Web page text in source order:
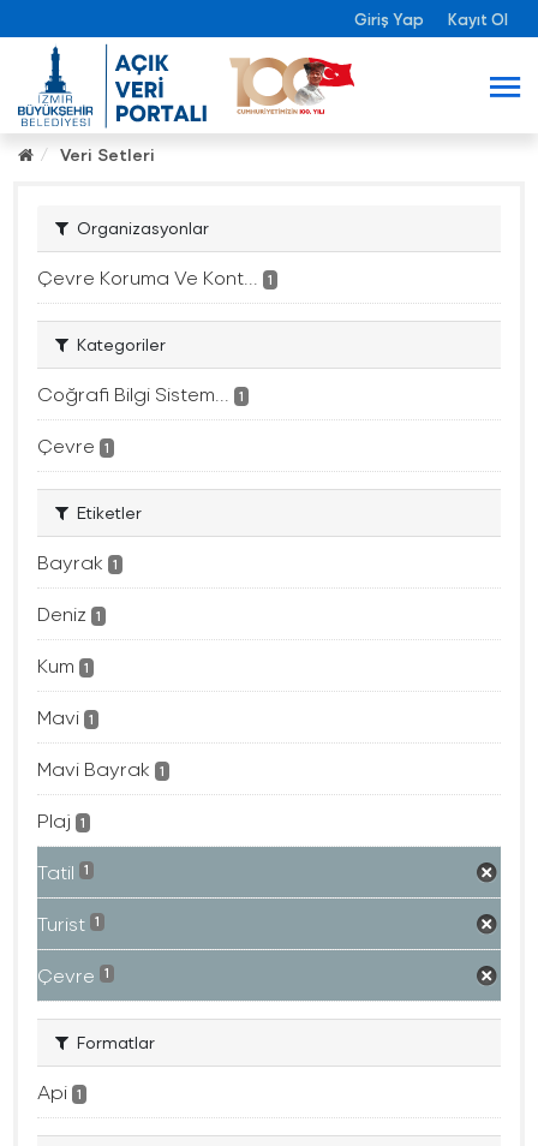
Giriş Yap Kayıt Ol
Veri Setleri
Organizasyonlar
Çevre Koruma Ve Kont... 1
Kategoriler
Coğrafi Bilgi Sistem... 1
Çevre 1
Etiketler
Bayrak 1
Deniz 1
Kum 1
Mavi 1
Mavi Bayrak 1
Plaj 1
Tatil 1
Turist 1
Çevre 1
Formatlar
Api 1